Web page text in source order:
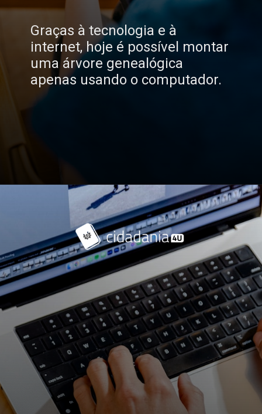
Graças à tecnologia e à
internet, hoje é possível montar
uma árvore genealógica
apenas usando o computador.